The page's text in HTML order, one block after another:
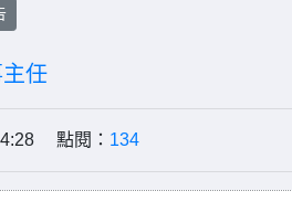
任
點閱： 134